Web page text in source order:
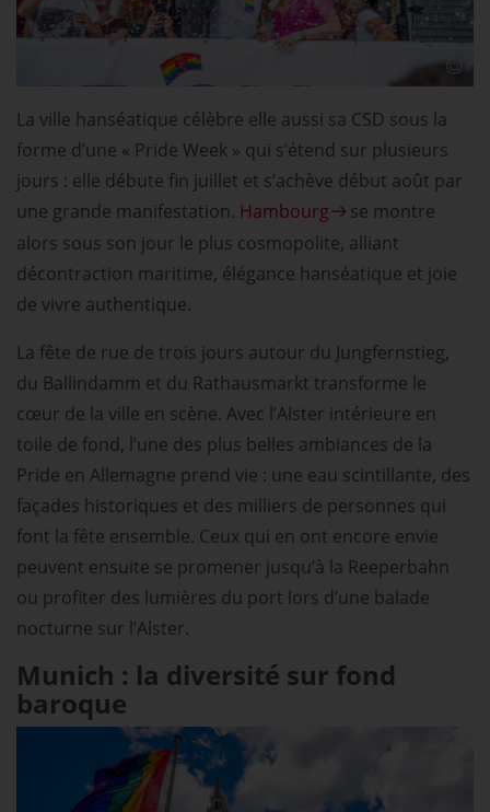
La ville hanséatique célèbre elle aussi sa CSD sous la
forme d’une « Pride Week » qui s’étend sur plusieurs
jours : elle débute fin juillet et s’achève début août par
une grande manifestation. Hambourg
se montre
alors sous son jour le plus cosmopolite, alliant
décontraction maritime, élégance hanséatique et joie
de vivre authentique.
La fête de rue de trois jours autour du Jungfernstieg,
du Ballindamm et du Rathausmarkt transforme le
cœur de la ville en scène. Avec l’Alster intérieure en
toile de fond, l’une des plus belles ambiances de la
Pride en Allemagne prend vie : une eau scintillante, des
façades historiques et des milliers de personnes qui
font la fête ensemble. Ceux qui en ont encore envie
peuvent ensuite se promener jusqu’à la Reeperbahn
ou profiter des lumières du port lors d’une balade
nocturne sur l’Alster.
Munich : la diversité sur fond
baroque